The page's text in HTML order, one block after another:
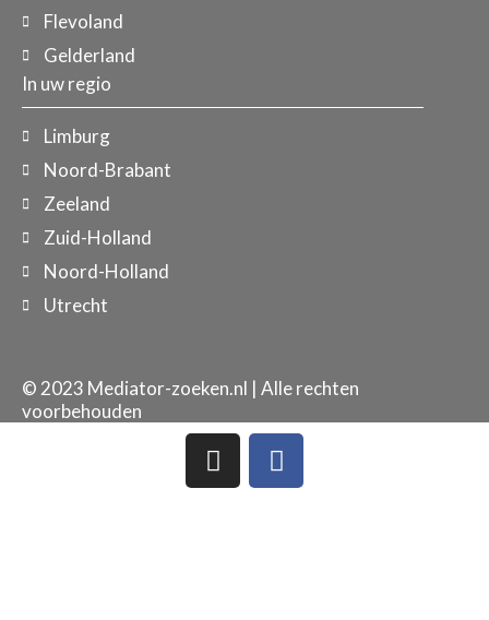
Flevoland
Gelderland
In uw regio
Limburg
Noord-Brabant
Zeeland
Zuid-Holland
Noord-Holland
Utrecht
© 2023 Mediator-zoeken.nl | Alle rechten
voorbehouden
I
n
F
a